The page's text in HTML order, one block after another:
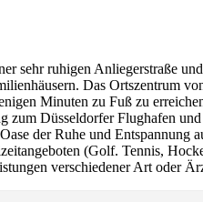
sehr ruhigen Anliegerstraße
Das Ortszentrum
Minuten zu Fuß zu
Düsseldorfer Flughafen
der Ruhe und
(Golf. Tennis,
verschiedener Art oder